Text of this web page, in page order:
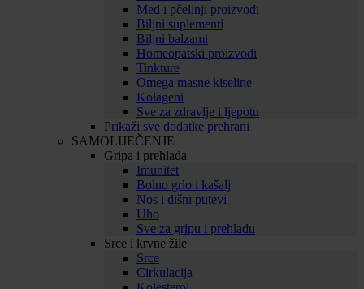
Med i pčelinji proizvodi
Biljni suplementi
Biljni balzami
Homeopatski proizvodi
Tinkture
Omega masne kiseline
Kolageni
Sve za zdravlje i ljepotu
Prikaži sve dodatke prehrani
SAMOLIJEČENJE
Gripa i prehlada
Imunitet
Bolno grlo i kašalj
Nos i dišni putevi
Uho
Sve za gripu i prehladu
Srce i krvne žile
Srce
Cirkulacija